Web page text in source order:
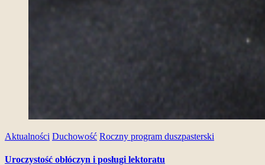
Aktualności Duchowość Roczny program duszpasterski
Uroczystość obłóczyn i posługi lektoratu